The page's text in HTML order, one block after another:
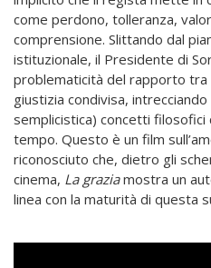
come perdono, tolleranza,
comprensione. Slittando dal
istituzionale, il Presidente di
problematicità del rapporto tra
giustizia condivisa,
semplicistica) concetti filosofici
tempo. Questo è un film
riconosciuto che, dietro gli
cinema, La graziamostra un
linea con la maturità di questa